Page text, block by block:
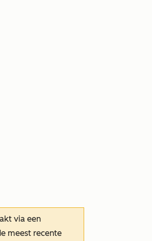
via een
meest recente